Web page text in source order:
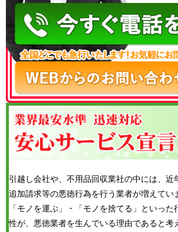
引越し会社や、不用品回収業社の中には、近
追加請求等の悪徳行為を行う業者が増えてい
「モノを運ぶ」・「モノを捨てる」といっ
性が、悪徳業者を生んでいる理由であると考